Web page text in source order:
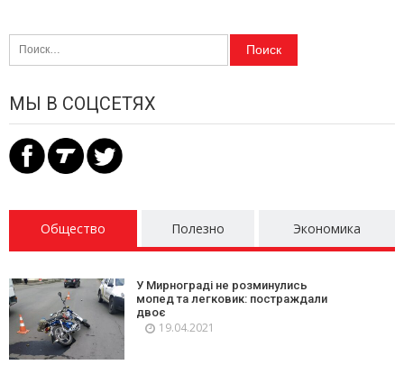
Найти:
МЫ В СОЦСЕТЯХ
Общество Полезно Экономика
У Мирнограді не розминулись
мопед та легковик: постраждали
двоє
19.04.2021